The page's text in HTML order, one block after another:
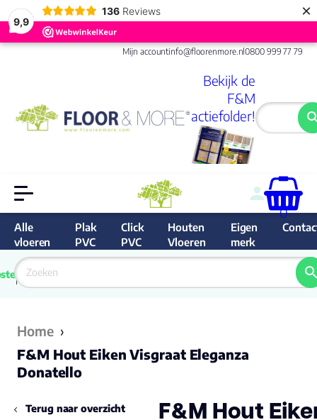
9,9
136 Reviews ×
Mijn accountinfo@floorenmore.nl0800 999 77 79
Bekijk de
F&M
actiefolder!
0
Alle
vloeren
Plak
PVC
Click
PVC
Houten
Vloeren
Eigen
merk
van
Nederland
9.6/10
Home ›
F&M Hout Eiken Visgraat Eleganza
Donatello
Terug naar overzicht F&M Hout